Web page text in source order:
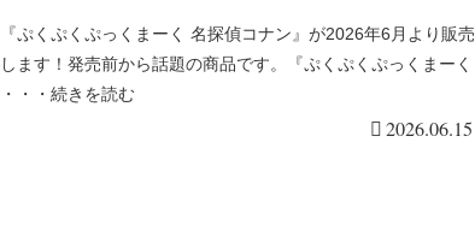
ゲは？イオン、ローソンも！マ
グネットは全10種類でシークレ
『ぷくぷくぷっくまーく 名探偵コナン』が2026年6月より販売
します！発売前から話題の商品です。『ぷくぷくぷっくまーく
・・・続きを読む
2026.06.15